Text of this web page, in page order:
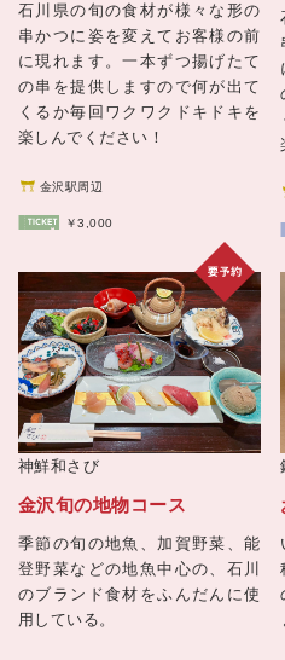
石川県の旬の食材が様々な形の
串かつに姿を変えてお客様の前
に現れます。一本ずつ揚げたて
の串を提供しますので何が出て
くるか毎回ワクワクドキドキを
楽しんでください！
金沢駅周辺
￥3,000
神鮮和さび
金沢旬の地物コース
季節の旬の地魚、加賀野菜、能
登野菜などの地魚中心の、石川
のブランド食材をふんだんに使
用している。